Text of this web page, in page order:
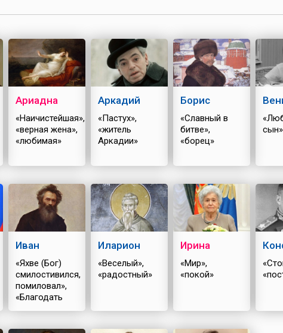
Ариадна
«Наичистейшая»,
«верная жена»,
«любимая»
Аркадий
«Пастух»,
«житель
Аркадии»
Борис
«Славный в
битве»,
«борец»
сын»
Иван
«Яхве (Бог)
смилостивился,
помиловал»,
«Благодать
Божия»
Иларион
«Веселый»,
«радостный»
Ирина
«Мир»,
«покой»